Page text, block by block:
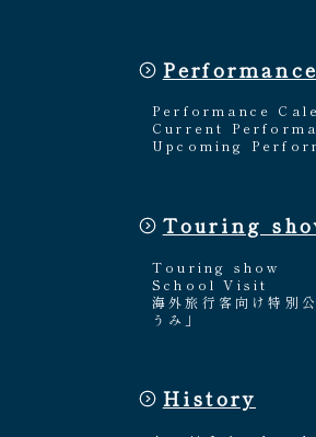
Performance
Current
Upcoming
Touring
Touring show
School Visit
海外旅行客向け特別
うみ」
History